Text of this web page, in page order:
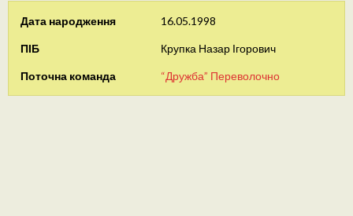
Дата народження 16.05.1998
ПІБ Крупка Назар Ігорович
Поточна команда “Дружба” Переволочно